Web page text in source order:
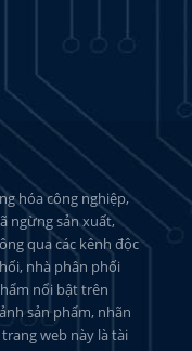
hóa công nghiệp,
ngừng sản xuất,
qua các kênh độc
nhà phân phối
nổi bật trên
sản phẩm, nhãn
web này là tài